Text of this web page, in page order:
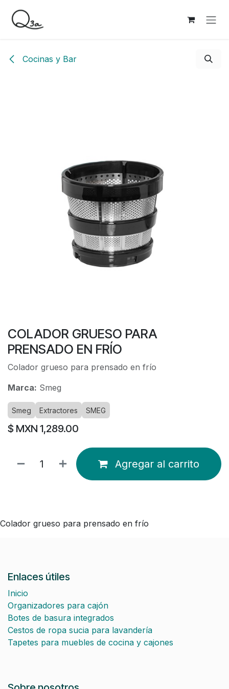
Cocinas y Bar
COLADOR GRUESO PARA
PRENSADO EN FRÍO
Colador grueso para prensado en frío
Marca: Smeg
Smeg Extractores SMEG
$ MXN 1,289.00
Agregar al carrito
Colador grueso para prensado en frío
Enlaces útiles
Inicio
Organizadores para cajón
Botes de basura integrados
Cestos de ropa sucia para lavandería
Tapetes para muebles de cocina y cajones